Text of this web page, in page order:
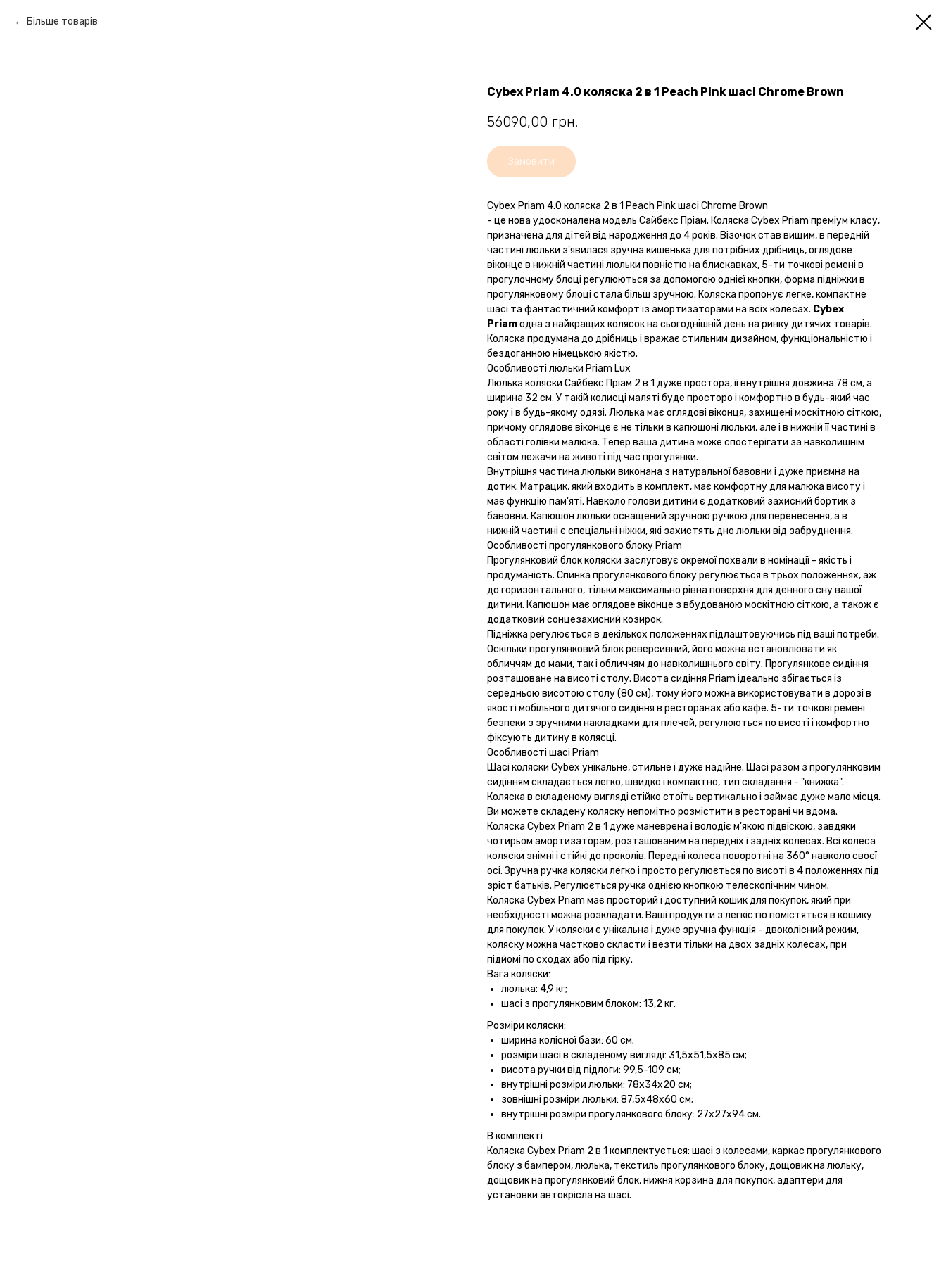
Більше товарів
Cybex Priam 4.0 коляска 2 в 1 Peach Pink шасі Chrome Brown
56090,00 грн.
Замовити
Cybex Priam 4.0 коляска 2 в 1 Peach Pink шасі Chrome Brown
- це нова удосконалена модель Сайбекс Пріам. Коляска Cybex Priam преміум класу,
призначена для дітей від народження до 4 років. Візочок став вищим, в передній
частині люльки з'явилася зручна кишенька для потрібних дрібниць, оглядове
віконце в нижній частині люльки повністю на блискавках, 5-ти точкові ремені в
прогулочному блоці регулюються за допомогою однієї кнопки, форма підніжки в
прогулянковому блоці стала більш зручною. Коляска пропонує легке, компактне
шасі та фантастичний комфорт із амортизаторами на всіх колесах. Cybex
Priamодна з найкращих колясок на сьогоднішній день на ринку дитячих товарів.
Коляска продумана до дрібниць і вражає стильним дизайном, функціональністю і
бездоганною німецькою якістю.
Особливості люльки Priam Lux
Люлька коляски Сайбекс Пріам 2 в 1 дуже простора, її внутрішня довжина 78 см, а
ширина 32 см. У такій колисці маляті буде просторо і комфортно в будь-який час
року і в будь-якому одязі. Люлька має оглядові віконця, захищені москітною сіткою,
причому оглядове віконце є не тільки в капюшоні люльки, але і в нижній її частині в
області голівки малюка. Тепер ваша дитина може спостерігати за навколишнім
світом лежачи на животі під час прогулянки.
Внутрішня частина люльки виконана з натуральної бавовни і дуже приємна на
дотик. Матрацик, який входить в комплект, має комфортну для малюка висоту і
має функцію пам'яті. Навколо голови дитини є додатковий захисний бортик з
бавовни. Капюшон люльки оснащений зручною ручкою для перенесення, а в
нижній частині є спеціальні ніжки, які захистять дно люльки від забруднення.
Особливості прогулянкового блоку Priam
Прогулянковий блок коляски заслуговує окремої похвали в номінації - якість і
продуманість. Спинка прогулянкового блоку регулюється в трьох положеннях, аж
до горизонтального, тільки максимально рівна поверхня для денного сну вашої
дитини. Капюшон має оглядове віконце з вбудованою москітною сіткою, а також є
додатковий сонцезахисний козирок.
Підніжка регулюється в декількох положеннях підлаштовуючись під ваші потреби.
Оскільки прогулянковий блок реверсивний, його можна встановлювати як
обличчям до мами, так і обличчям до навколишнього світу. Прогулянкове сидіння
розташоване на висоті столу. Висота сидіння Priam ідеально збігається із
середньою висотою столу (80 см), тому його можна використовувати в дорозі в
якості мобільного дитячого сидіння в ресторанах або кафе. 5-ти точкові ремені
безпеки з зручними накладками для плечей, регулюються по висоті і комфортно
фіксують дитину в колясці.
Особливості шасі Priam
Шасі коляски Cybex унікальне, стильне і дуже надійне. Шасі разом з прогулянковим
сидінням складається легко, швидко і компактно, тип складання - "книжка".
Коляска в складеному вигляді стійко стоїть вертикально і займає дуже мало місця.
Ви можете складену коляску непомітно розмістити в ресторані чи вдома.
Коляска Cybex Priam 2 в 1 дуже маневрена і володіє м'якою підвіскою, завдяки
чотирьом амортизаторам, розташованим на передніх і задніх колесах. Всі колеса
коляски знімні і стійкі до проколів. Передні колеса поворотні на 360° навколо своєї
осі. Зручна ручка коляски легко і просто регулюється по висоті в 4 положеннях під
зріст батьків. Регулюється ручка однією кнопкою телескопічним чином.
Коляска Cybex Priam має просторий і доступний кошик для покупок, який при
необхідності можна розкладати. Ваші продукти з легкістю помістяться в кошику
для покупок. У коляски є унікальна і дуже зручна функція - двоколісний режим,
коляску можна частково скласти і везти тільки на двох задніх колесах, при
підйомі по сходах або під гірку.
Вага коляски:
люлька: 4,9 кг;
шасі з прогулянковим блоком: 13,2 кг.
Розміри коляски:
ширина колісної бази: 60 см;
розміри шасі в складеному вигляді: 31,5х51,5х85 см;
висота ручки від підлоги: 99,5-109 см;
внутрішні розміри люльки: 78х34х20 см;
зовнішні розміри люльки: 87,5х48х60 см;
внутрішні розміри прогулянкового блоку: 27х27х94 см.
В комплекті
Коляска Cybex Priam 2 в 1 комплектується: шасі з колесами, каркас прогулянкового
блоку з бампером, люлька, текстиль прогулянкового блоку, дощовик на люльку,
дощовик на прогулянковий блок, нижня корзина для покупок, адаптери для
установки автокрісла на шасі.